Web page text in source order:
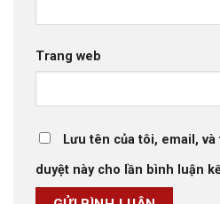
Trang web
Lưu tên của tôi, email,
duyệt này cho lần bình luận